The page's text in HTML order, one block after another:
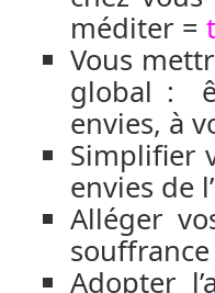
méditer =
Vous
global :
envies, à
Simplifier
envies de
Alléger
Adopter